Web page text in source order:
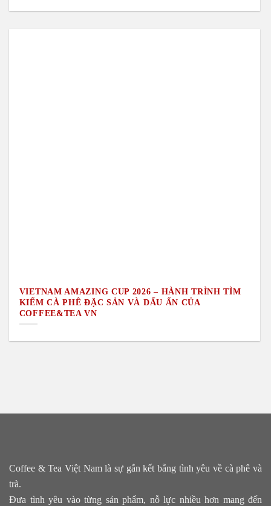
VIETNAM AMAZING CUP 2026 – HÀNH TRÌNH TÌM
KIẾM CÀ PHÊ ĐẶC SẢN VÀ DẤU ẤN CỦA
COFFEE&TEA VN
Coffee & Tea Việt Nam là sự gắn kết bằng tình yêu về cà phê và
trà.
Đưa tình yêu vào từng sản phẩm, nỗ lực nhiều hơn mang đến